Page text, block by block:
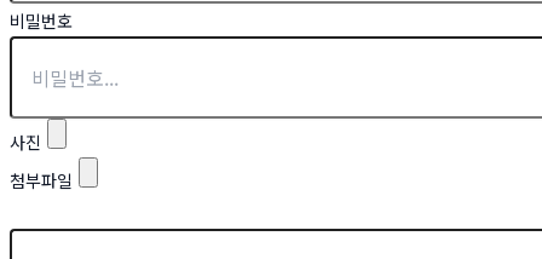
비밀번호
사진
첨부파일